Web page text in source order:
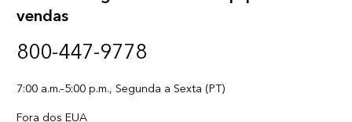
vendas
800-447-9778
7:00 a.m.–5:00 p.m., Segunda a Sexta (PT)
Fora dos EUA